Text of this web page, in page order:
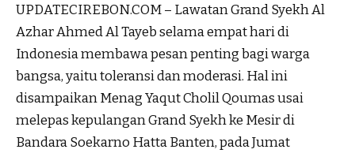
UPDATECIREBON.COM – Lawatan Grand Syekh Al
Azhar Ahmed Al Tayeb selama empat hari di
Indonesia membawa pesan penting bagi warga
bangsa, yaitu toleransi dan moderasi. Hal ini
disampaikan Menag Yaqut Cholil Qoumas usai
melepas kepulangan Grand Syekh ke Mesir di
Bandara Soekarno Hatta Banten, pada Jumat